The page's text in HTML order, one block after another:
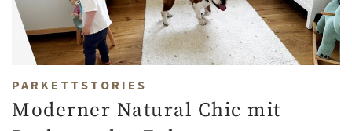
PARKETTSTORIES
Moderner Natural Chic mit